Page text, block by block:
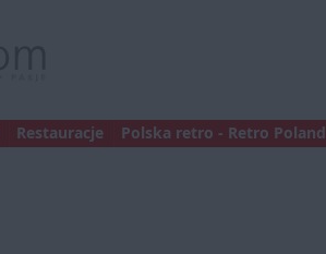
Restauracje Polska retro - Retro Poland